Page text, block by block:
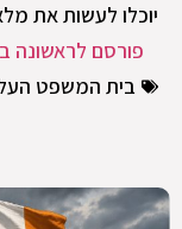
יוכלו לעשות את
פורסם לראשונה
בית המשפט